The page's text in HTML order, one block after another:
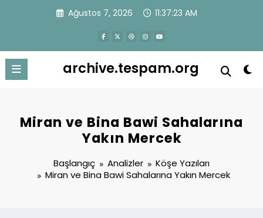
Ağustos 7, 2026 11:37:24 AM
archive.tespam.org
Miran ve Bina Bawi Sahalarına
Yakın Mercek
Başlangıç Analizler
Köşe Yazıları
Miran ve Bina Bawi Sahalarına Yakın Mercek